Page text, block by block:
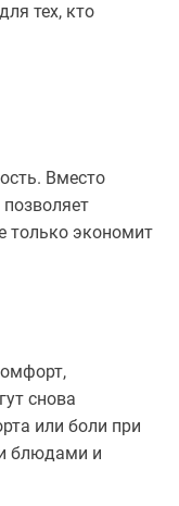
тех, кто
Вместо
только экономит
снова
или боли при
блюдами и